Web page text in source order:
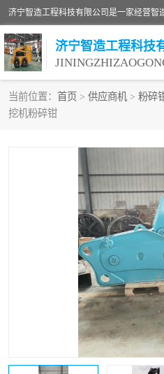
济宁智造工程科技
当前位置： 首页 > 供应商机 > 粉碎
挖机粉碎钳
振动夯